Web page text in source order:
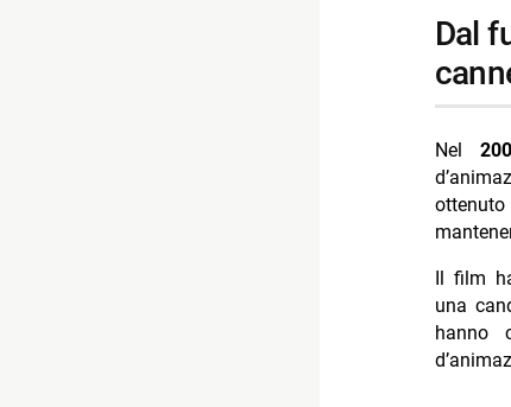
dal fumetto all’animazione: persepolis conquista
Nel
Il film
una
hanno